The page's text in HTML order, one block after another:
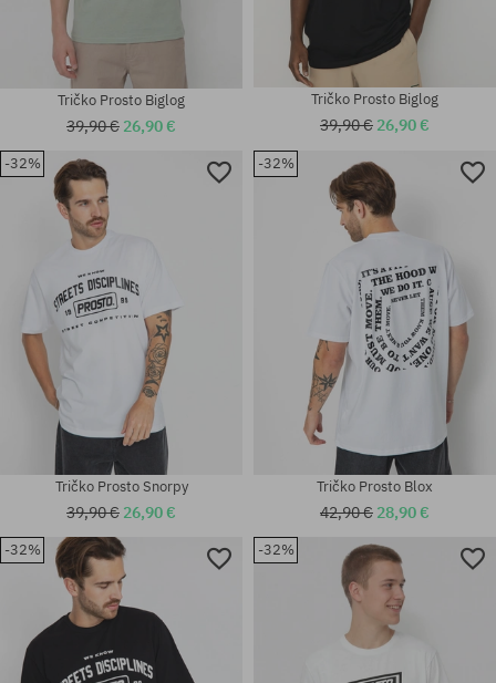
Dostupné veľkosti:
M; L; XXL
Tričko Prosto Biglog
39,90 € 26,90 €
Dostupné veľkosti:
Tričko Prosto Biglog
39,90 € 26,90 €
-32%
Tričko Prosto Snorpy
39,90 € 26,90 €
-32%
Tričko Prosto Blox
42,90 € 28,90 €
-32% -32%